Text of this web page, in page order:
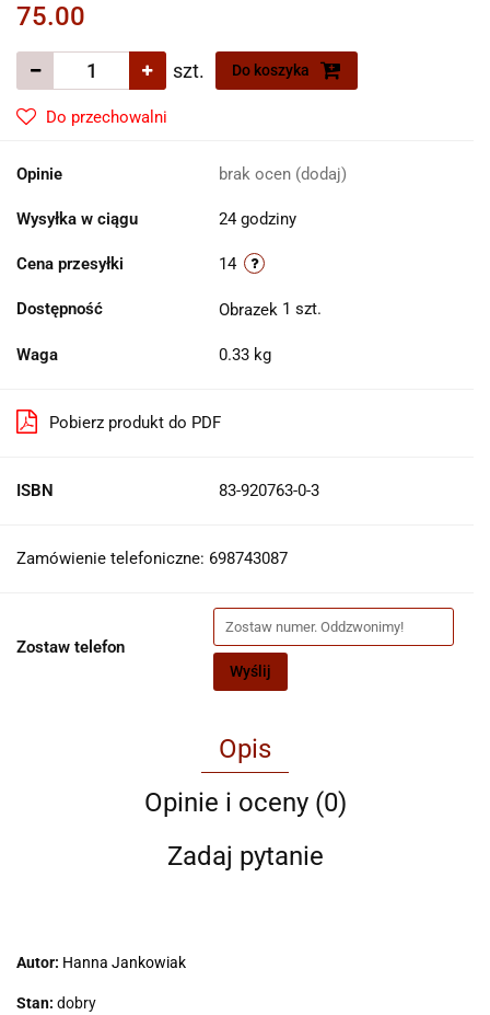
75.00
szt. Do koszyka
Do przechowalni
Opinie brak ocen (dodaj)
Wysyłka w ciągu 24 godziny
Cena przesyłki 14
Dostępność 1 szt.
Waga 0.33 kg
Pobierz produkt do PDF
ISBN 83-920763-0-3
Zamówienie telefoniczne: 698743087
Zostaw telefon
Wyślij
Opis
Opinie i oceny (0)
Zadaj pytanie
Autor: Hanna Jankowiak
Stan: dobry